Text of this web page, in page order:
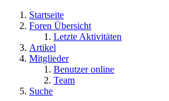
Startseite
Foren Übersicht
Letzte Aktivitäten
Artikel
Mitglieder
Benutzer online
Team
Suche